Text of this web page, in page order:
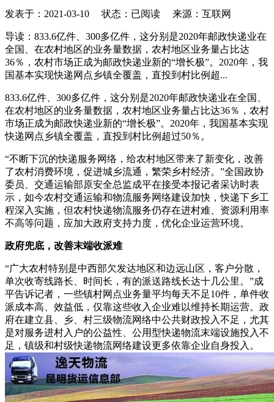
发表于： 2021-03-10 状态：已阅读 来源：互联网
导读：833.6亿件、300多亿件，这分别是2020年邮政快递业在
全国、在农村地区的业务量数据，农村地区业务量占比达
36％，农村市场正成为邮政快递业新的“增长极”。2020年，我
国基本实现快递网点乡镇全覆盖，直投到村比例超...
833.6亿件、300多亿件，这分别是2020年邮政快递业在全国、
在农村地区的业务量数据，农村地区业务量占比达36％，农村
市场正成为邮政快递业新的“增长极”。2020年，我国基本实现
快递网点乡镇全覆盖，直投到村比例超过50％。
“不断下沉的快递服务网络，给农村地区带来了新变化，改善
了农村消费环境，促进城乡流通，繁荣乡村经济。”全国政协
委员、交通运输部原安全总监成平在接受本报记者采访时表
示，如今农村交通运输和物流服务网络建设加快，快递下乡工
程深入实施，但农村快递物流服务仍存在进村难、资源利用率
不高等问题，应加大政府支持力度，优化企业运营环境。
政府兜底，改善末端收派难
“广大农村特别是中西部欠发达地区和边远山区，客户分散，
单次收寄线路长、时间长，有的派送路线长达十几公里。”成
平告诉记者，一些镇村网点业务量平均每天不足10件，单件收
派成本高、效益低，仅靠这些收入企业难以维持长期运营。政
府在建立县、乡、村三级物流网络中公共财政投入不足，尤其
是对服务进村入户的公益性、公用型快递物流末端设施投入不
足，镇级和村级快递物流网络建设更多依靠企业自身投入。